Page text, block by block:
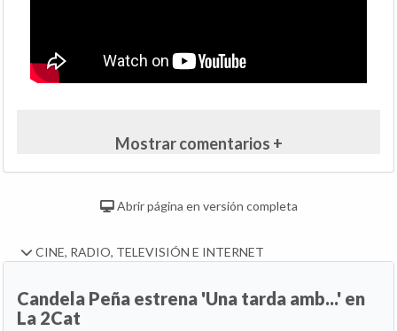
Mostrar comentarios +
Abrir página en versión completa
CINE, RADIO, TELEVISIÓN E INTERNET
Candela Peña estrena 'Una tarda amb...' en
La 2Cat